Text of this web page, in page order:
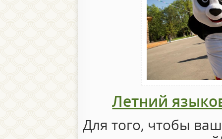
Летний
Для того, чтобы